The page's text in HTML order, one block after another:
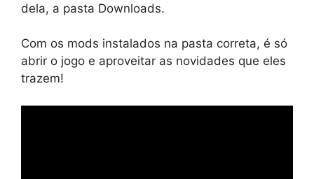
dela, a pasta Downloads.
Com os mods instalados na pasta correta, é só
abrir o jogo e aproveitar as novidades que eles
trazem!